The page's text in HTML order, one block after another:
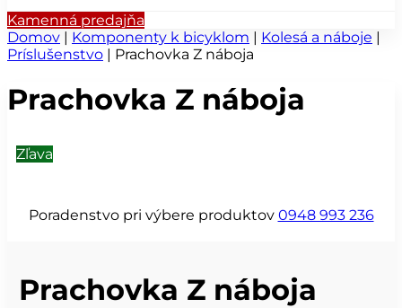
Kamenná predajňa
Domov | Komponenty k bicyklom | Kolesá a náboje |
Príslušenstvo | Prachovka Z náboja
Prachovka Z náboja
Zľava
Poradenstvo pri výbere produktov 0948 993 236
Prachovka Z náboja